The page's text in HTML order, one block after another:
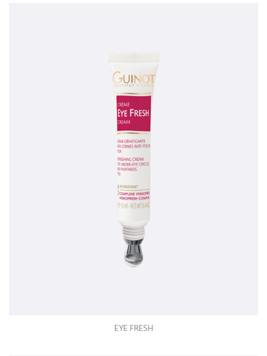
EYE FRESH